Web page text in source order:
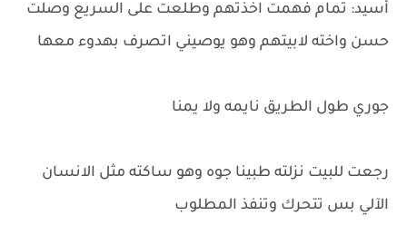
أسيد: تمام فهمت اخذتهم وطلعت على السريع وصلت
حسن واخته لابيتهم وهو يوصيني اتصرف بهدوء معها
جوري طول الطريق نايمه ولا يمنا
رجعت للبيت نزلته طبينا جوه وهو ساكته مثل الانسان
الآلي بس تتحرك وتنفذ المطلوب